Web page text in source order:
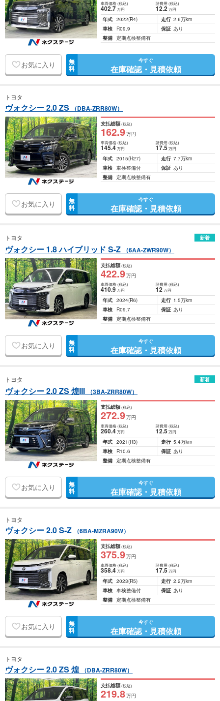
車両価格(税込)
402.7万円
諸費用 (税込)
12.2 万円
年式 2022(R4) 走行 2.6万km
車検
R09.9 保証 あり
整備 定期点検整備有
お気に入り 無
料
今すぐ
在庫確認・見積依頼
トヨタ
ヴォクシー 2.0 ZS （DBA-ZRR80W）
支払総額(税込)
162.9万円
車両価格(税込)
145.4万円
諸費用 (税込)
17.5 万円
年式 2015(H27) 走行 7.7万km
車検 車検整備付 保証 あり
整備 定期点検整備有
お気に入り 無
料
今すぐ
在庫確認・見積依頼
トヨタ 新着
ヴォクシー 1.8 ハイブリッド S-Z （6AA-ZWR90W）
支払総額(税込)
422.9万円
車両価格(税込)
410.9万円
諸費用 (税込)
12 万円
年式 2024(R6) 走行 1.5万km
車検
R09.7 保証 あり
整備 定期点検整備有
お気に入り 無
料
今すぐ
在庫確認・見積依頼
トヨタ 新着
ヴォクシー 2.0 ZS 煌III （3BA-ZRR80W）
支払総額(税込)
272.9万円
車両価格(税込)
260.4万円
諸費用 (税込)
12.5 万円
年式 2021(R3) 走行 5.4万km
車検
R10.6 保証 あり
整備 定期点検整備有
お気に入り 無
料
今すぐ
在庫確認・見積依頼
トヨタ
ヴォクシー 2.0 S-Z （6BA-MZRA90W）
支払総額(税込)
375.9万円
車両価格(税込)
358.4万円
諸費用 (税込)
17.5 万円
年式 2023(R5) 走行 2.2万km
車検 車検整備付 保証 あり
整備 定期点検整備有
お気に入り 無
料
今すぐ
在庫確認・見積依頼
トヨタ
ヴォクシー 2.0 ZS 煌 （DBA-ZRR80W）
支払総額(税込)
219.8万円